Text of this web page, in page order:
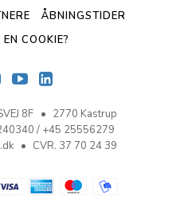
ÅBNINGSTIDER
COOKIE?
8F
2770 Kastrup
/ +45 25556279
CVR. 37 70 24 39